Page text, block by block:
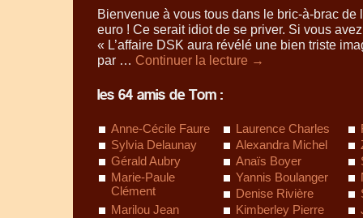
Bienvenue à vous tous dans le bric-à-brac de
euro ! Ce serait idiot de se priver. Si vous
« L’affaire DSK aura révélé une bien triste
par … Continuer la lecture →
les 64 amis de Tom :
Anne-Cécile Faure Laurence Charles
Sylvia Delaunay
Alexandra Michel
Gérald Aubry
Anaïs Boyer
Marie-Paule
Clément
Yannis Boulanger
Denise Rivière
Marilou Jean
Kimberley Pierre